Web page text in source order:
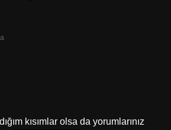
kısımlar olsa da yorumlarınız